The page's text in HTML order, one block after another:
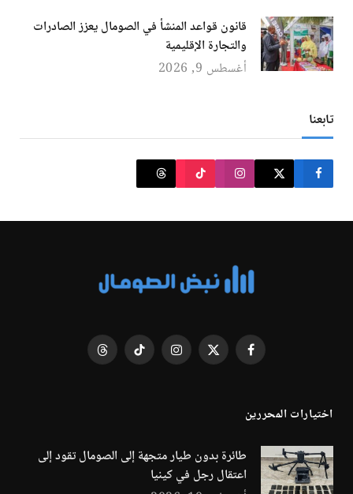
قانون قواعد المنشأ في الصومال يعزز الصادرات
والتجارة الإقليمية
أغسطس 9, 2026
تابعنا
فيسبوك X
الانستغرامتيكتوك Threads
اختيارات المحررين
طائرة بدون طيار متجهة إلى الصومال تقود إلى
اعتقال رجل في كينيا